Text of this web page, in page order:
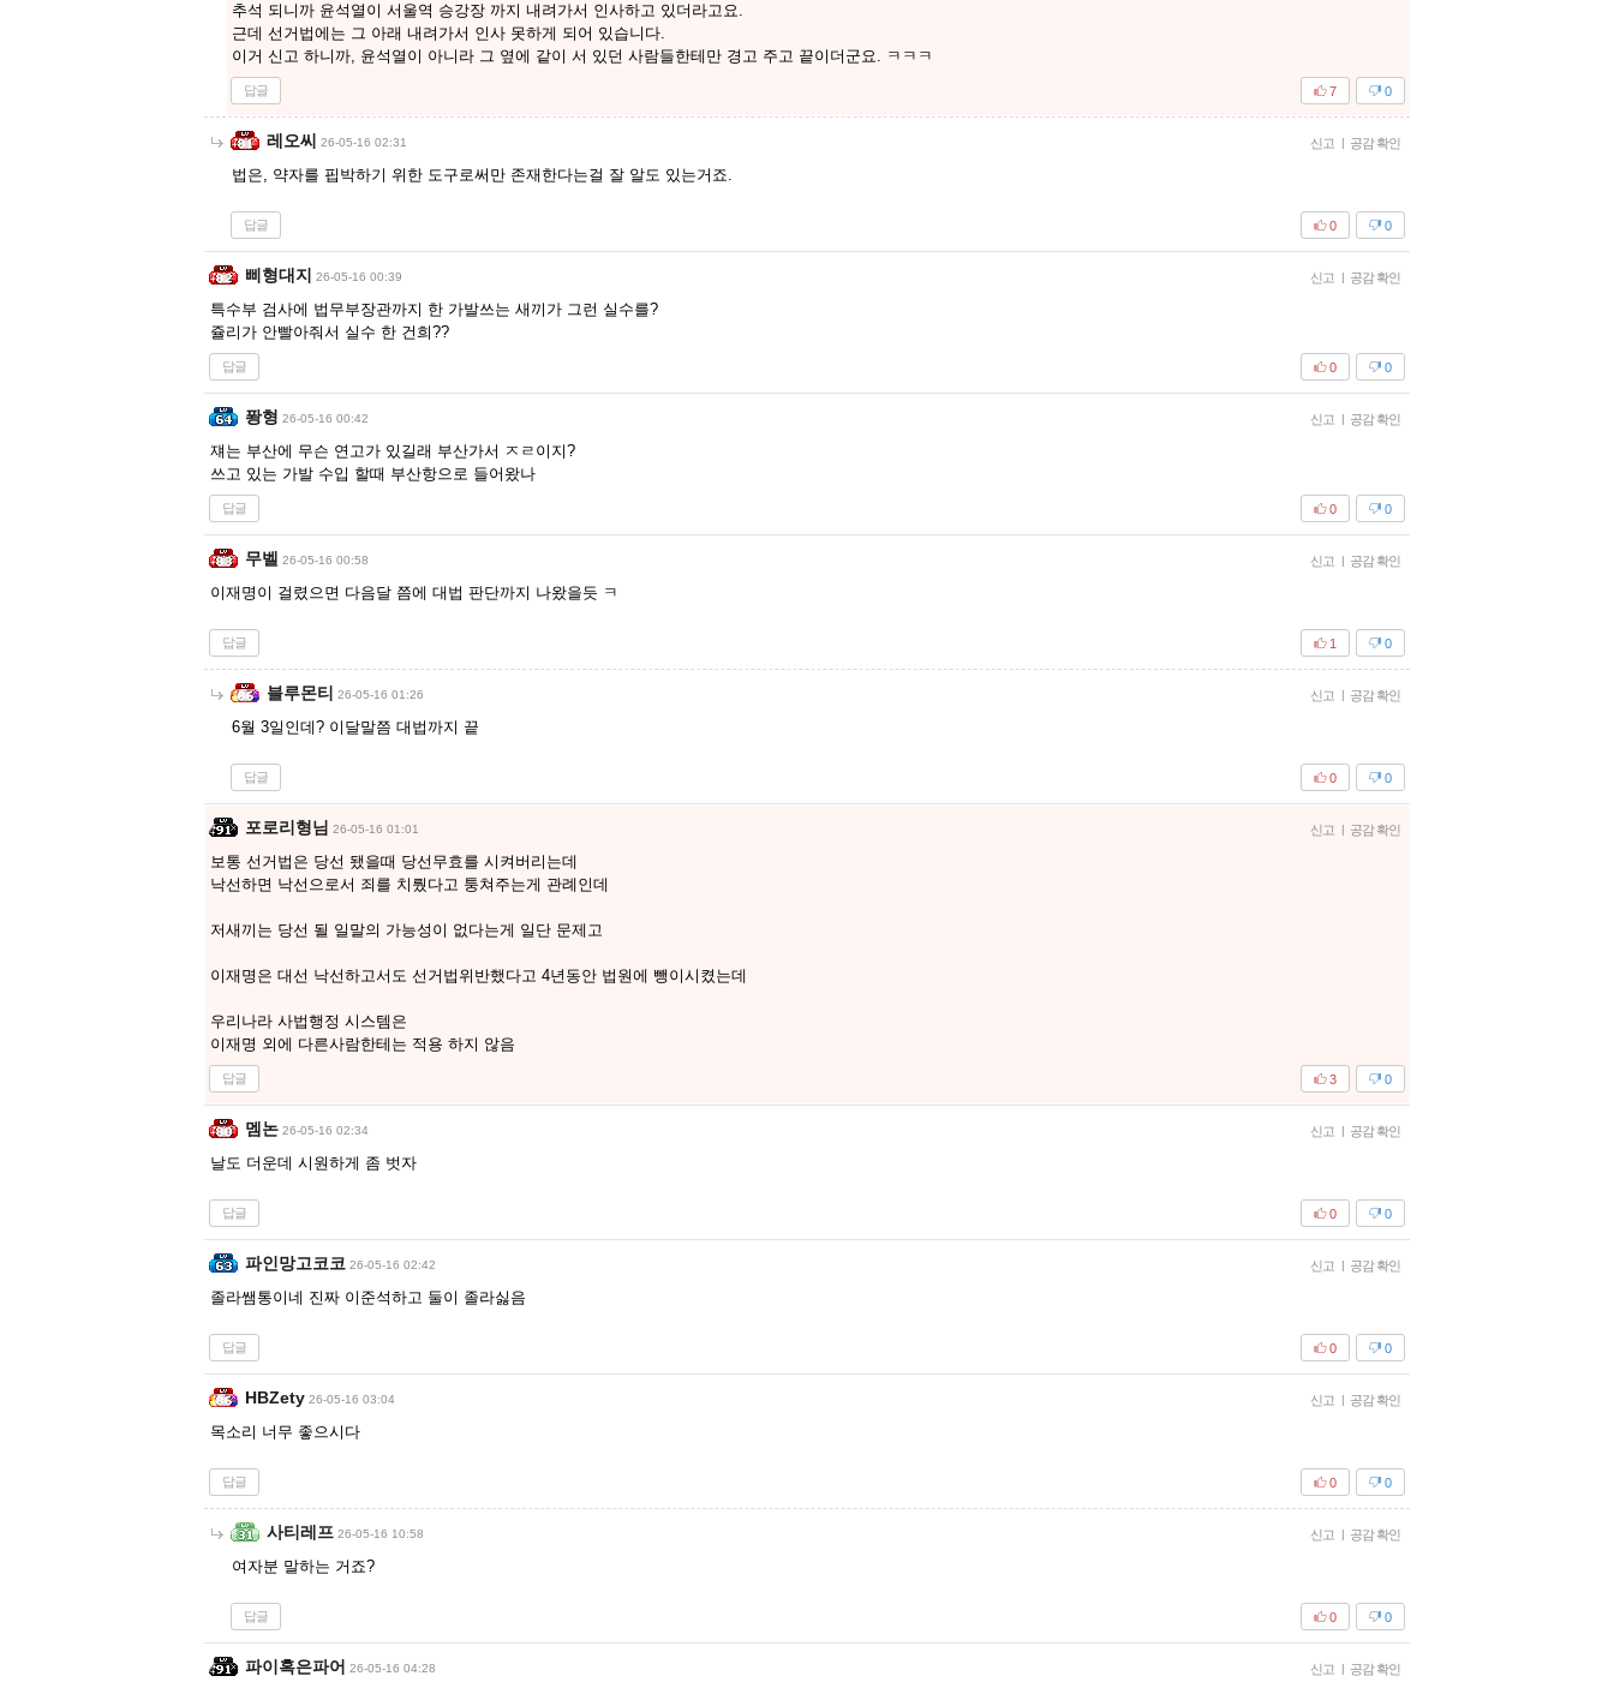
추석 되니까 윤석열이 서울역 승강장 까지 내려가서 인사하고 있더라고요.
근데 선거법에는 그 아래 내려가서 인사 못하게 되어 있습니다.
이거 신고 하니까, 윤석열이 아니라 그 옆에 같이 서 있던 사람들한테만 경고 주고 끝이더군요. ㅋㅋㅋ
답글 0
7
레오씨 26-05-16 02:31 신고 | 공감 확인
법은, 약자를 핍박하기 위한 도구로써만 존재한다는걸 잘 알도 있는거죠.
답글 0
0
삐형대지 26-05-16 00:39 신고 | 공감 확인
특수부 검사에 법무부장관까지 한 가발쓰는 새끼가 그런 실수를?
쥴리가 안빨아줘서 실수 한 건희??
답글 0
0
퐝형 26-05-16 00:42 신고 | 공감 확인
쟤는 부산에 무슨 연고가 있길래 부산가서 ㅈㄹ이지?
쓰고 있는 가발 수입 할때 부산항으로 들어왔나
답글 0
0
무벨 26-05-16 00:58 신고 | 공감 확인
이재명이 걸렸으면 다음달 쯤에 대법 판단까지 나왔을듯 ㅋ
답글 0
1
블루몬티 26-05-16 01:26 신고 | 공감 확인
6월 3일인데? 이달말쯤 대법까지 끝
답글 0
0
포로리형님 26-05-16 01:01 신고 | 공감 확인
보통 선거법은 당선 됐을때 당선무효를 시켜버리는데
낙선하면 낙선으로서 죄를 치뤘다고 퉁쳐주는게 관례인데
저새끼는 당선 될 일말의 가능성이 없다는게 일단 문제고
이재명은 대선 낙선하고서도 선거법위반했다고 4년동안 법원에 뺑이시켰는데
우리나라 사법행정 시스템은
이재명 외에 다른사람한테는 적용 하지 않음
답글 0
3
멤논 26-05-16 02:34 신고 | 공감 확인
날도 더운데 시원하게 좀 벗자
답글 0
0
파인망고코코 26-05-16 02:42 신고 | 공감 확인
졸라쌤통이네 진짜 이준석하고 둘이 졸라싫음
답글 0
0
HBZety 26-05-16 03:04 신고 | 공감 확인
목소리 너무 좋으시다
답글 0
0
사티레프 26-05-16 10:58 신고 | 공감 확인
여자분 말하는 거죠?
답글 0
0
파이혹은파어 26-05-16 04:28 신고 | 공감 확인